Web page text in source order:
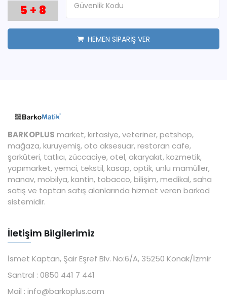
5 + 8
HEMEN SİPARİŞ VER
BARKOPLUS market, kırtasiye, veteriner, petshop,
mağaza, kuruyemiş, oto aksesuar, restoran cafe,
şarküteri, tatlıcı, züccaciye, otel, akaryakıt, kozmetik,
yapımarket, yemci, tekstil, kasap, optik, unlu mamüller,
manav, mobilya, kantin, tobacco, bilişim, medikal, saha
satış ve toptan satış alanlarında hizmet veren barkod
sistemidir.
İletişim Bilgilerimiz
İsmet Kaptan, Şair Eşref Blv. No:6/A, 35250 Konak/İzmir
Santral : 0850 441 7 441
Mail : info@barkoplus.com